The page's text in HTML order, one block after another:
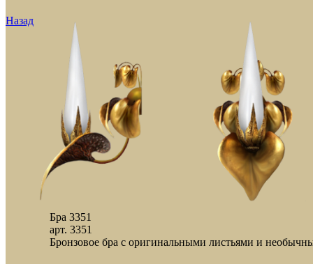
Назад
Бра 3351
арт. 3351
Бронзовое бра с оригинальными листьями и